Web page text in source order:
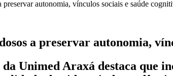
a preservar autonomia,
Unimed Araxá destaca que